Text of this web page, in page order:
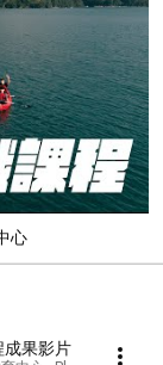
心
成果影片